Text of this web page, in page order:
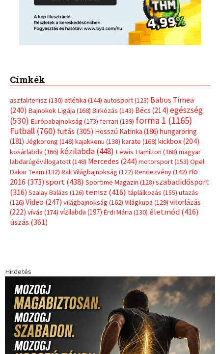
Címkék
asztalitenisz (130) atlétika (144) autosport(123) Babos Tímea
(240) Bajnokok Ligája (168) Birkózás (143) Bécs (214) egészség
(530) Európabajnokság (173) ferrari (139) forma 1 (1165)
Futball (760) futás (305) Hosszú Katinka (186) hungaroring
(181) Jégkorong (148) kajakkenu (138) karate (168) kickbox(204)
kosárlabda (166) kézilabda(448) Lewis Hamilton (168) magyar
labdarúgóválogatott(148) Mercedes (244) motorsport(153) Opel
Dakar Team (132) Rali Világbajnokság (122) Rendezvény(142) rio
2016 (373) sport(438) Sportime Magazin (128) szabadidősport
(316) Szalay Balázs (126) tenisz (416) táplálkozás (155) utazás
(126) Video (247) világbajnokság (162) Világkupa (129) vitorlázás
(222) vívás (174) vízilabda (197) Érdi Mária (130) életmód(416)
úszás (361)
Hirdetés